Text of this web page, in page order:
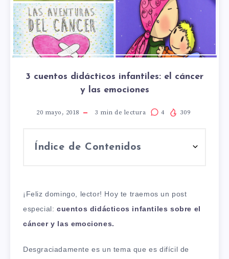
3 cuentos didácticos infantiles: el cáncer
y las emociones
20 mayo, 2018 3 min de lectura 4 309
Índice de Contenidos
¡Feliz domingo, lector! Hoy te traemos un post
especial: cuentos didácticos infantiles sobre el
cáncer y las emociones.
Desgraciadamente es un tema que es difícil de